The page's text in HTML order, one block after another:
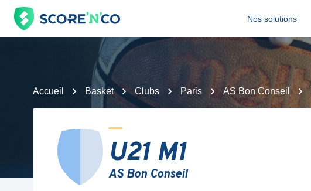
Nos solutions
Accueil Basket Clubs Paris AS Bon Conseil
U21 M1
AS Bon Conseil